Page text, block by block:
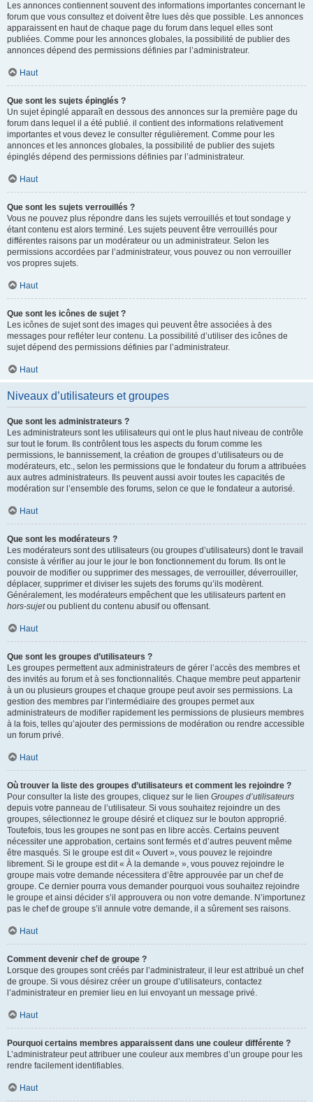
Les annonces contiennent souvent des informations importantes concernant le
forum que vous consultez et doivent être lues dès que possible. Les annonces
apparaissent en haut de chaque page du forum dans lequel elles sont
publiées. Comme pour les annonces globales, la possibilité de publier des
annonces dépend des permissions définies par l’administrateur.
Haut
Que sont les sujets épinglés ?
Un sujet épinglé apparaît en dessous des annonces sur la première page du
forum dans lequel il a été publié. il contient des informations relativement
importantes et vous devez le consulter régulièrement. Comme pour les
annonces et les annonces globales, la possibilité de publier des sujets
épinglés dépend des permissions définies par l’administrateur.
Haut
Que sont les sujets verrouillés ?
Vous ne pouvez plus répondre dans les sujets verrouillés et tout sondage y
étant contenu est alors terminé. Les sujets peuvent être verrouillés pour
différentes raisons par un modérateur ou un administrateur. Selon les
permissions accordées par l’administrateur, vous pouvez ou non verrouiller
vos propres sujets.
Haut
Que sont les icônes de sujet ?
Les icônes de sujet sont des images qui peuvent être associées à des
messages pour refléter leur contenu. La possibilité d’utiliser des icônes de
sujet dépend des permissions définies par l’administrateur.
Haut
Niveaux d’utilisateurs et groupes
Que sont les administrateurs ?
Les administrateurs sont les utilisateurs qui ont le plus haut niveau de contrôle
sur tout le forum. Ils contrôlent tous les aspects du forum comme les
permissions, le bannissement, la création de groupes d’utilisateurs ou de
modérateurs, etc., selon les permissions que le fondateur du forum a attribuées
aux autres administrateurs. Ils peuvent aussi avoir toutes les capacités de
modération sur l’ensemble des forums, selon ce que le fondateur a autorisé.
Haut
Que sont les modérateurs ?
Les modérateurs sont des utilisateurs (ou groupes d’utilisateurs) dont le travail
consiste à vérifier au jour le jour le bon fonctionnement du forum. Ils ont le
pouvoir de modifier ou supprimer des messages, de verrouiller, déverrouiller,
déplacer, supprimer et diviser les sujets des forums qu’ils modèrent.
Généralement, les modérateurs empêchent que les utilisateurs partent en
hors-sujetou publient du contenu abusif ou offensant.
Haut
Que sont les groupes d’utilisateurs ?
Les groupes permettent aux administrateurs de gérer l’accès des membres et
des invités au forum et à ses fonctionnalités. Chaque membre peut appartenir
à un ou plusieurs groupes et chaque groupe peut avoir ses permissions. La
gestion des membres par l’intermédiaire des groupes permet aux
administrateurs de modifier rapidement les permissions de plusieurs membres
à la fois, telles qu’ajouter des permissions de modération ou rendre accessible
un forum privé.
Haut
Où trouver la liste des groupes d’utilisateurs et comment les rejoindre ?
Pour consulter la liste des groupes, cliquez sur le lien Groupes d’utilisateurs
depuis votre panneau de l’utilisateur. Si vous souhaitez rejoindre un des
groupes, sélectionnez le groupe désiré et cliquez sur le bouton approprié.
Toutefois, tous les groupes ne sont pas en libre accès. Certains peuvent
nécessiter une approbation, certains sont fermés et d’autres peuvent même
être masqués. Si le groupe est dit « Ouvert », vous pouvez le rejoindre
librement. Si le groupe est dit « À la demande », vous pouvez rejoindre le
groupe mais votre demande nécessitera d’être approuvée par un chef de
groupe. Ce dernier pourra vous demander pourquoi vous souhaitez rejoindre
le groupe et ainsi décider s’il approuvera ou non votre demande. N’importunez
pas le chef de groupe s’il annule votre demande, il a sûrement ses raisons.
Haut
Comment devenir chef de groupe ?
Lorsque des groupes sont créés par l’administrateur, il leur est attribué un chef
de groupe. Si vous désirez créer un groupe d’utilisateurs, contactez
l’administrateur en premier lieu en lui envoyant un message privé.
Haut
Pourquoi certains membres apparaissent dans une couleur différente ?
L’administrateur peut attribuer une couleur aux membres d’un groupe pour les
rendre facilement identifiables.
Haut